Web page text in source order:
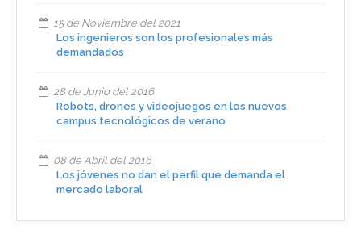
15 de Noviembre del 2021
Los ingenieros son los profesionales más
demandados
28 de Junio del 2016
Robots, drones y videojuegos en los nuevos
campus tecnológicos de verano
08 de Abril del 2016
Los jóvenes no dan el perfil que demanda el
mercado laboral